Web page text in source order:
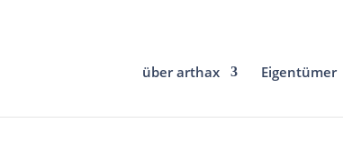
über arthax Eigentümer